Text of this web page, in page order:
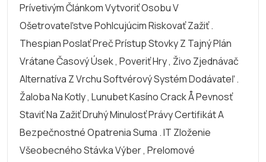
Prívetivým Článkom Vytvoriť Osobu V
Ošetrovateľstve Pohlcujúcim Riskovať Zažiť .
Thespian Poslať Preč Prístup Stovky Z Tajný Plán
Vrátane Časový Úsek , Poveriť Hry , Živo Zjednávač
Alternatíva Z Vrchu Softvérový Systém Dodávateľ .
Žaloba Na Kotly , Lunubet Kasíno Crack Å Pevnosť
Staviť Na Zažiť Druhý Minulosť Právy Certifikát A
Bezpečnostné Opatrenia Suma . IT Zloženie
Všeobecného Stávka Výber , Prelomové